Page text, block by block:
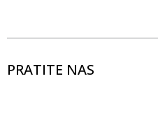
PRATITE NAS